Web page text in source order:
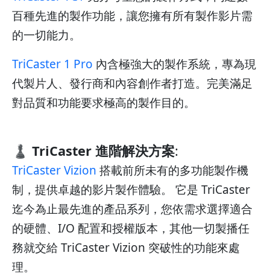
百種先進的製作功能，讓您擁有所有製作影片需
的一切能力。
TriCaster 1 Pro 內含極強大的製作系統，專為現
代製片人、發行商和內容創作者打造。完美滿足
對品質和功能要求極高的製作目的。
♟️ TriCaster 進階解決方案:
TriCaster Vizion 搭載前所未有的多功能製作機
制，提供卓越的影片製作體驗。 它是 TriCaster
迄今為止最先進的產品系列，您依需求選擇適合
的硬體、I/O 配置和授權版本，其他一切製播任
務就交給 TriCaster Vizion 突破性的功能來處
理。